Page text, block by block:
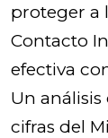
proteger a
Contacto
efectiva
Un
cifras del